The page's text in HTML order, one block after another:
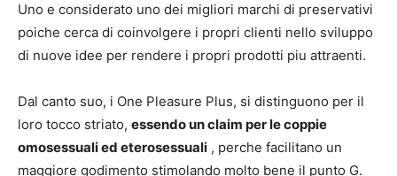
Uno e considerato uno dei migliori marchi di preservativi
poiche cerca di coinvolgere i propri clienti nello sviluppo
di nuove idee per rendere i propri prodotti piu attraenti.
Dal canto suo, i One Pleasure Plus, si distinguono per il
loro tocco striato, essendo un claim per le coppie
omosessuali ed eterosessuali , perche facilitano un
maggiore godimento stimolando molto bene il punto G.